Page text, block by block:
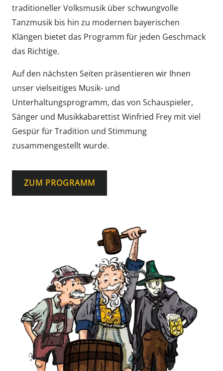
traditioneller Volksmusik über schwungvolle
Tanzmusik bis hin zu modernen bayerischen
Klängen bietet das Programm für jeden Geschmack
das Richtige.
Auf den nächsten Seiten präsentieren wir Ihnen
unser vielseitiges Musik- und
Unterhaltungsprogramm, das von Schauspieler,
Sänger und Musikkabarettist Winfried Frey mit viel
Gespür für Tradition und Stimmung
zusammengestellt wurde.
ZUM PROGRAMM